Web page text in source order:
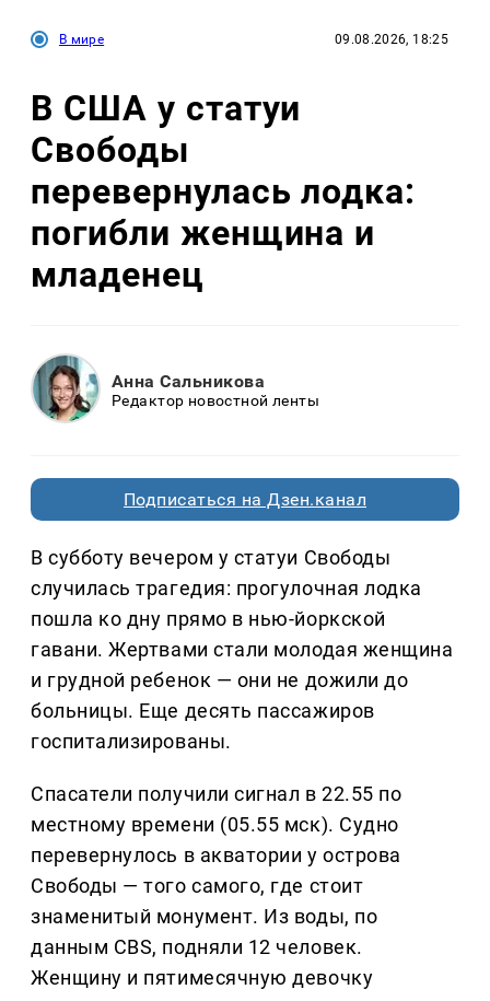
В мире 09.08.2026, 18:25
В США у статуи
Свободы
перевернулась лодка:
погибли женщина и
младенец
Анна Сальникова
Редактор новостной ленты
Подписаться на Дзен.канал
В субботу вечером у статуи Свободы
случилась трагедия: прогулочная лодка
пошла ко дну прямо в нью-йоркской
гавани. Жертвами стали молодая женщина
и грудной ребенок — они не дожили до
больницы. Еще десять пассажиров
госпитализированы.
Спасатели получили сигнал в 22.55 по
местному времени (05.55 мск). Судно
перевернулось в акватории у острова
Свободы — того самого, где стоит
знаменитый монумент. Из воды, по
данным CBS, подняли 12 человек.
Женщину и пятимесячную девочку